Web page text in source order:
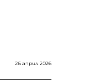
26 април 2026